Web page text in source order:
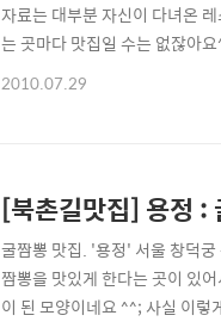
자료는 대부분 자신이 다녀온
는 곳마다 맛집일 수는 없잖아
도 하도, 별미라고 느낄정도로
2010.07.29
[북촌길맛집] 용정 :
굴짬뽕 맛집. '용정' 서울 창덕
짬뽕을 맛있게 한다는 곳이 있
이 된 모양이네요 ^^; 사실 이렇